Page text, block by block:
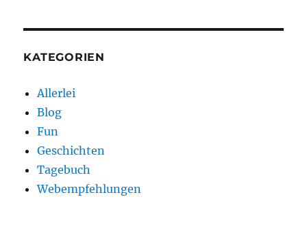
KATEGORIEN
Allerlei
Blog
Fun
Geschichten
Tagebuch
Webempfehlungen